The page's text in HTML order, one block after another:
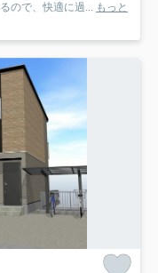
ので、快適に過... もっと